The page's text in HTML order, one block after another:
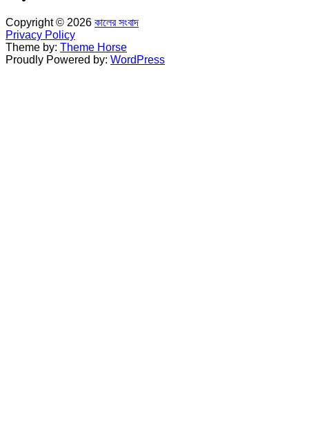
Copyright © 2026 কালের সংবাদ
Privacy Policy
Theme by: Theme Horse
Proudly Powered by: WordPress